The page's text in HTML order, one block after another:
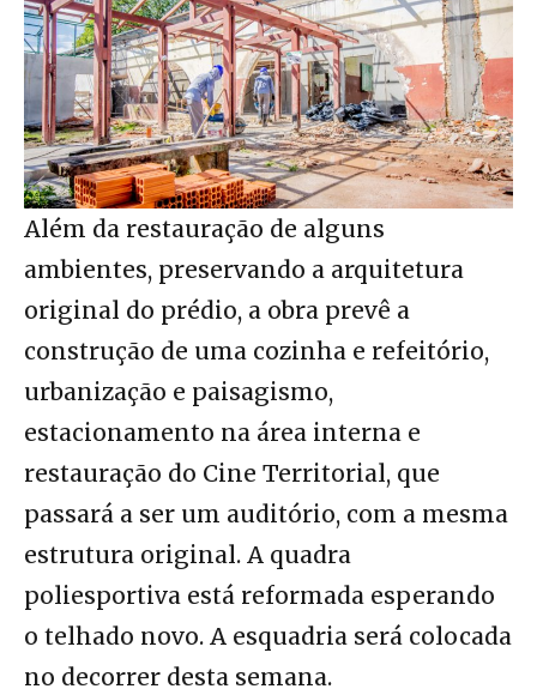
Além da restauração de alguns
ambientes, preservando a arquitetura
original do prédio, a obra prevê a
construção de uma cozinha e refeitório,
urbanização e paisagismo,
estacionamento na área interna e
restauração do Cine Territorial, que
passará a ser um auditório, com a mesma
estrutura original. A quadra
poliesportiva está reformada esperando
o telhado novo. A esquadria será colocada
no decorrer desta semana.